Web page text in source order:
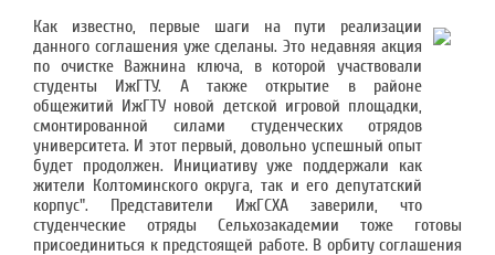
Как известно, первые шаги на пути реализации
данного соглашения уже сделаны. Это недавняя акция
по очистке Важнина ключа, в которой участвовали
студенты ИжГТУ. А также открытие в районе
общежитий ИжГТУ новой детской игровой площадки,
смонтированной силами студенческих отрядов
университета. И этот первый, довольно успешный опыт
будет продолжен. Инициативу уже поддержали как
жители Колтоминского округа, так и его депутатский
корпус". Представители ИжГСХА заверили, что
студенческие отряды Сельхозакадемии тоже готовы
присоединиться к предстоящей работе. В орбиту соглашения